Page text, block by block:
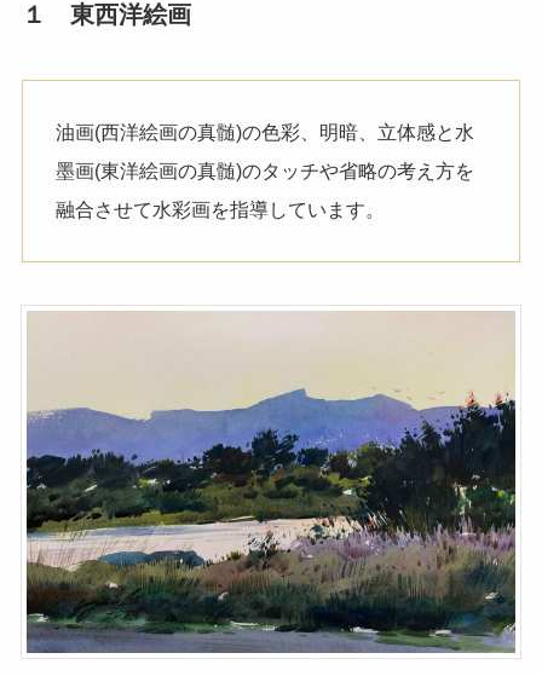
１ 東西洋絵画
油画(西洋絵画の真髄)の色彩、明暗、立体感と水
墨画(東洋絵画の真髄)のタッチや省略の考え方を
融合させて水彩画を指導しています。